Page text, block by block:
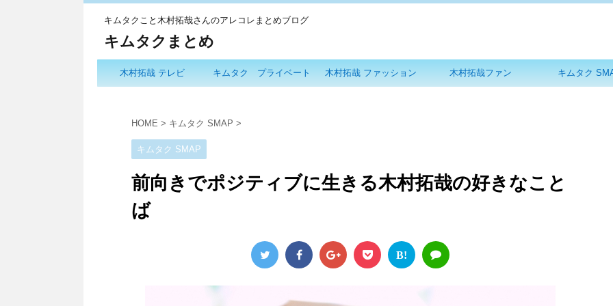
キムタクこと木村拓哉さんのアレコレまとめブログ
キムタクまとめ
木村拓哉 テレビ キムタク プライベート 木村拓哉 ファッション 木村拓哉ファン キムタク
HOME > キムタク SMAP >
キムタク SMAP
前向きでポジティブに生きる木村拓哉の好きなこと
ば
B!